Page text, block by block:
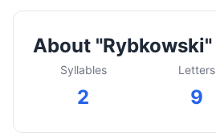
About "Rybkowski"
Syllables
2
Letters
9